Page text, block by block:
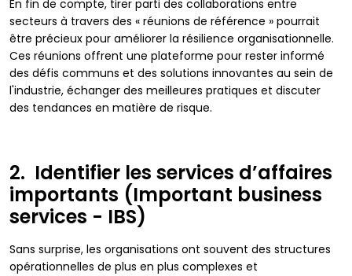
En fin de compte, tirer parti des collaborations entre
secteurs à travers des « réunions de référence » pourrait
être précieux pour améliorer la résilience organisationnelle.
Ces réunions offrent une plateforme pour rester informé
des défis communs et des solutions innovantes au sein de
l'industrie, échanger des meilleures pratiques et discuter
des tendances en matière de risque.
2. Identifier les services d’affaires
importants (Important business
services - IBS)
Sans surprise, les organisations ont souvent des structures
opérationnelles de plus en plus complexes et